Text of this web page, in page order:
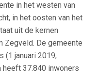
in het westen van
in het oosten van het
uit de kernen
Zegveld. De gemeente
(1 januari 2019,
heeft 37.840 inwoners